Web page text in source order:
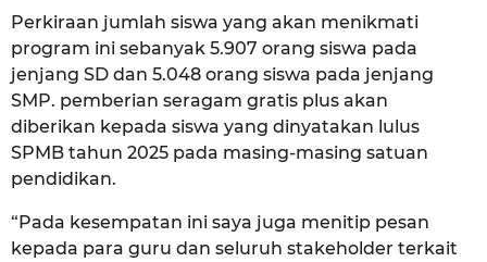
Perkiraan jumlah siswa yang akan menikmati
program ini sebanyak 5.907 orang siswa pada
jenjang SD dan 5.048 orang siswa pada jenjang
SMP. pemberian seragam gratis plus akan
diberikan kepada siswa yang dinyatakan lulus
SPMB tahun 2025 pada masing-masing satuan
pendidikan.
“Pada kesempatan ini saya juga menitip pesan
kepada para guru dan seluruh stakeholder terkait